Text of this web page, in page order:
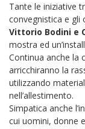
Tante le iniziative
convegnistica e gli
Vittorio Bodini e
mostra ed
Continua anche la
arricchiranno la
utilizzando
nell’allestimento.
Simpatica anche
cui uomini, donne